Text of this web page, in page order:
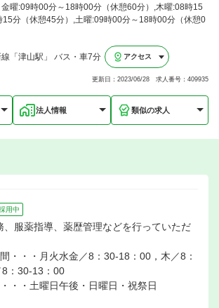
金曜:09時00分～18時00分（休憩60分）,木曜:08時15
15分（休憩45分）,土曜:09時00分～18時00分（休憩0
線「津山駅」 バス・車7分 アクセス
更新日：2023/06/28 求人番号：409935
法人情報 類似の求人
用中
、服薬指導、薬歴管理などを行っていただ
・・・月火水金／8：30-18：00，木／8：
：30-13：00
・・土曜日午後・日曜日・祝祭日